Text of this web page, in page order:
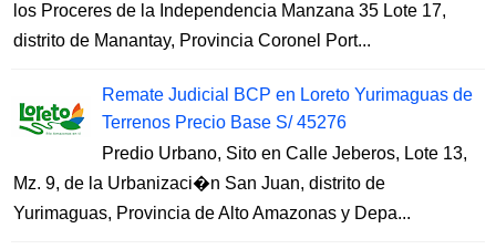
los Proceres de la Independencia Manzana 35 Lote 17,
distrito de Manantay, Provincia Coronel Port...
Remate Judicial BCP en Loreto Yurimaguas de
Terrenos Precio Base S/ 45276
Predio Urbano, Sito en Calle Jeberos, Lote 13,
Mz. 9, de la Urbanizaci�n San Juan, distrito de
Yurimaguas, Provincia de Alto Amazonas y Depa...